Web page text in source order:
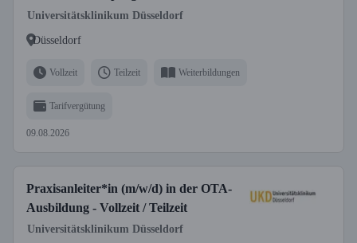
Fachgesundheits- und
Krankenpfleger*in für Anästhesie und
und Kinderkrankenpfleger*in für
Universitätsklinikum Düsseldorf
Düsseldorf
Vollzeit Teilzeit Weiterbildungen
Tarifvergütung
09.08.2026
Praxisanleiter*in (m/w/d) in der OTA-
Ausbildung - Vollzeit / Teilzeit
Universitätsklinikum Düsseldorf